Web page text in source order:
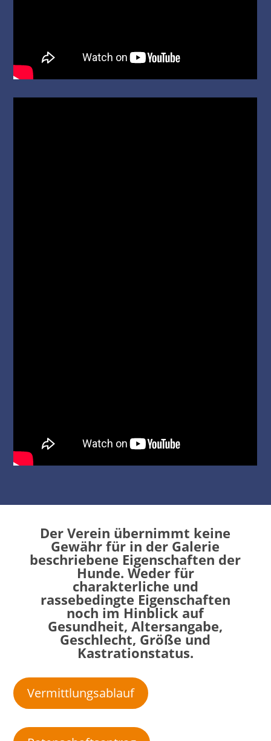
Der Verein übernimmt keine
Gewähr für in der Galerie
beschriebene Eigenschaften der
Hunde. Weder für
charakterliche und
rassebedingte Eigenschaften
noch im Hinblick auf
Gesundheit, Altersangabe,
Geschlecht, Größe und
Kastrationstatus.
Vermittlungsablauf